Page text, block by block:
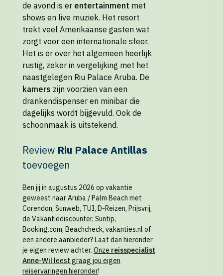
de avond is er entertainment met
shows en live muziek. Het resort
trekt veel Amerikaanse gasten wat
zorgt voor een internationale sfeer.
Het is er over het algemeen heerlijk
rustig, zeker in vergelijking met het
naastgelegen Riu Palace Aruba. De
kamers zijn voorzien van een
drankendispenser en minibar die
dagelijks wordt bijgevuld. Ook de
schoonmaak is uitstekend.
Review Riu Palace Antillas
toevoegen
Ben jij in augustus 2026 op vakantie
geweest naar Aruba / Palm Beach met
Corendon, Sunweb, TUI, D-Reizen, Prijsvrij,
de Vakantiediscounter, Suntip,
Booking.com, Beachcheck, vakanties.nl of
een andere aanbieder? Laat dan hieronder
je eigen review achter. Onze reisspecialist
Anne-Willeest graag jou eigen
reiservaringen hieronder!